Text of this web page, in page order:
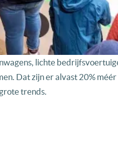
lichte
Dat zijn er alvast 20%
trends.